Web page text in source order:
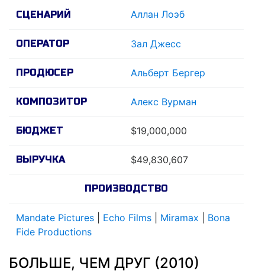
СЦЕНАРИЙ Аллан Лоэб
ОПЕРАТОР Зал Джесс
ПРОДЮСЕР Альберт Бергер
КОМПОЗИТОР Алекс Вурман
БЮДЖЕТ $19,000,000
ВЫРУЧКА $49,830,607
ПРОИЗВОДСТВО
Mandate Pictures Echo Films Miramax
Bona
Fide Productions
БОЛЬШЕ, ЧЕМ ДРУГ (2010)